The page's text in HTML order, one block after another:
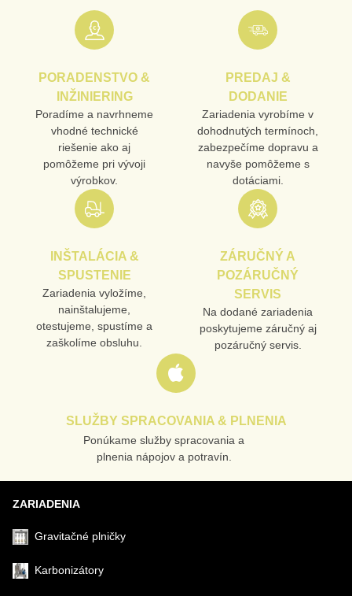
PRODUKT
VAŠA OTÁZKA K PRODUKTU
PORADENSTVO &
INŽINIERING
Poradíme a navrhneme
vhodné technické
riešenie ako aj
pomôžeme pri vývoji
výrobkov.
PREDAJ &
DODANIE
Zariadenia vyrobíme v
dohodnutých termínoch,
zabezpečíme dopravu a
navyše pomôžeme s
dotáciami.
INŠTALÁCIA &
SPUSTENIE
Zariadenia vyložíme,
nainštalujeme,
otestujeme, spustíme a
zaškolíme obsluhu.
ZÁRUČNÝ A
POZÁRUČNÝ
SERVIS
Na dodané zariadenia
poskytujeme záručný aj
pozáručný servis.
SLUŽBY SPRACOVANIA & PLNENIA
Ponúkame služby spracovania a
plnenia nápojov a potravín.
ZARIADENIA
Gravitačné plničky
Karbonizátory